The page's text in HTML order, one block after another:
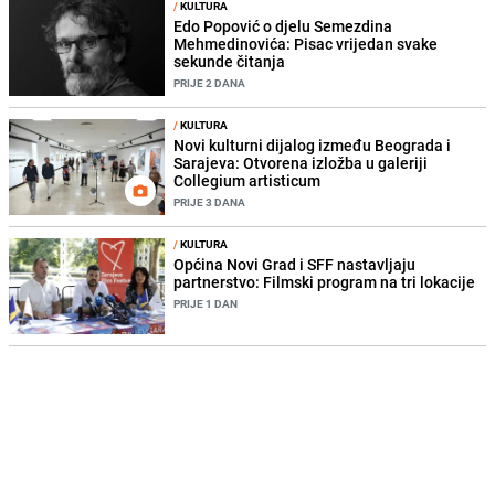
/KULTURA
Edo Popović o djelu Semezdina
Mehmedinovića: Pisac vrijedan svake
sekunde čitanja
PRIJE 2 DANA
/KULTURA
Novi kulturni dijalog između Beograda i
Sarajeva: Otvorena izložba u galeriji
Collegium artisticum
PRIJE 3 DANA
/KULTURA
Općina Novi Grad i SFF nastavljaju
partnerstvo: Filmski program na tri lokacije
PRIJE 1 DAN